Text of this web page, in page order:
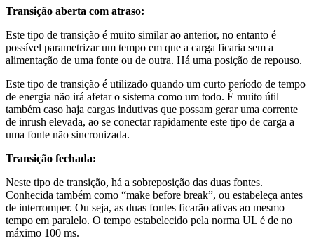
Transição aberta com atraso:
Este tipo de transição é muito similar ao anterior, no entanto é
possível parametrizar um tempo em que a carga ficaria sem a
alimentação de uma fonte ou de outra. Há uma posição de repouso.
Este tipo de transição é utilizado quando um curto período de tempo
de energia não irá afetar o sistema como um todo. É muito útil
também caso haja cargas indutivas que possam gerar uma corrente
de inrush elevada, ao se conectar rapidamente este tipo de carga a
uma fonte não sincronizada.
Transição fechada:
Neste tipo de transição, há a sobreposição das duas fontes.
Conhecida também como “make before break”, ou estabeleça antes
de interromper. Ou seja, as duas fontes ficarão ativas ao mesmo
tempo em paralelo. O tempo estabelecido pela norma UL é de no
máximo 100 ms.